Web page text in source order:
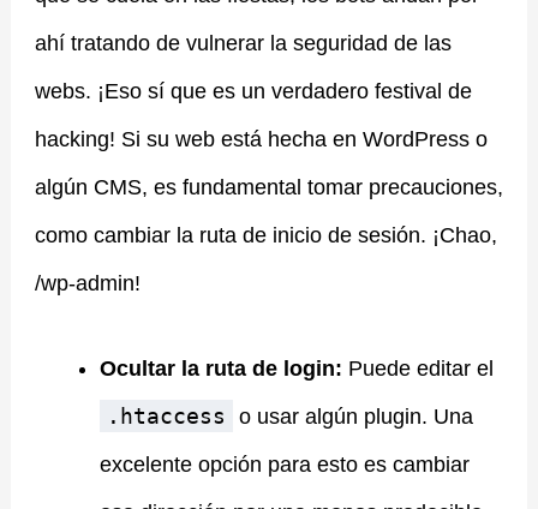
ahí tratando de vulnerar la seguridad de las
webs. ¡Eso sí que es un verdadero festival de
hacking! Si su web está hecha en WordPress o
algún CMS, es fundamental tomar precauciones,
como cambiar la ruta de inicio de sesión. ¡Chao,
/wp-admin!
Ocultar la ruta de login: Puede editar el
.htaccess
o usar algún plugin. Una
excelente opción para esto es cambiar